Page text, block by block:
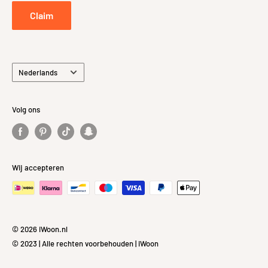
Claim
Taal
Nederlands
Volg ons
Wij accepteren
© 2026 iWoon.nl
© 2023 | Alle rechten voorbehouden | iWoon